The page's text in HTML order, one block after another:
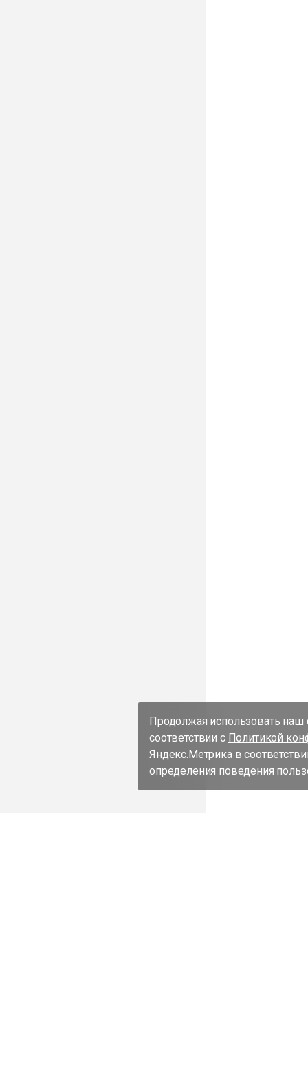
Продолжая использовать наш
соответствии с Политикой
Яндекс.Метрика в
определения поведения